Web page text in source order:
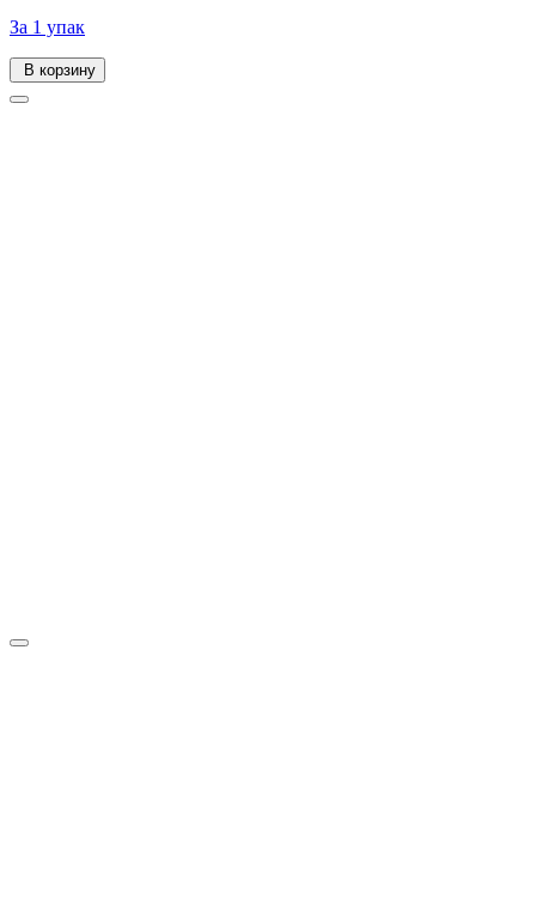
За 1 упак
В корзину